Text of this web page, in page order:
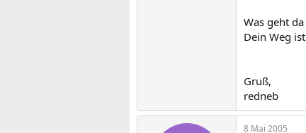
Was geht
Dein Weg
Gruß,
redneb
8 Mai 2005